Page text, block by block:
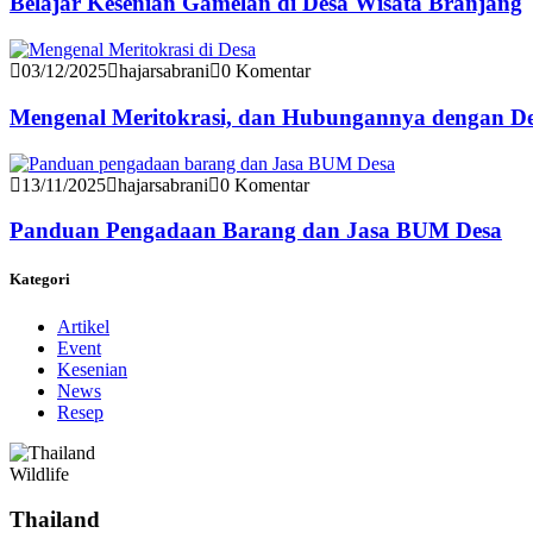
03/12/2025 hajarsabrani 0 Komentar
Mengenal Meritokrasi, dan Hubungannya dengan
13/11/2025 hajarsabrani 0 Komentar
Panduan Pengadaan Barang dan Jasa BUM Desa
Kategori
Artikel
Event
Kesenian
News
Resep
Wildlife
Thailand